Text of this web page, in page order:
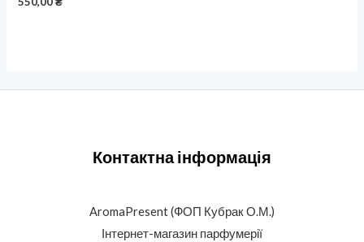
Контактна інформація
AromaPresent (ФОП Кубрак О.М.)
Інтернет-магазин парфумерії